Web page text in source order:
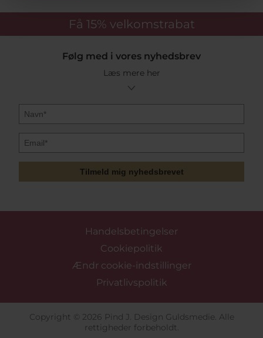
Få 15% velkomstrabat
Følg med i vores nyhedsbrev
Læs mere her
Tilmeld mig nyhedsbrevet
Handelsbetingelser
Cookiepolitik
Ændr cookie-indstillinger
Privatlivspolitik
Copyright © 2026 Pind J. Design Guldsmedie. Alle
rettigheder forbeholdt.